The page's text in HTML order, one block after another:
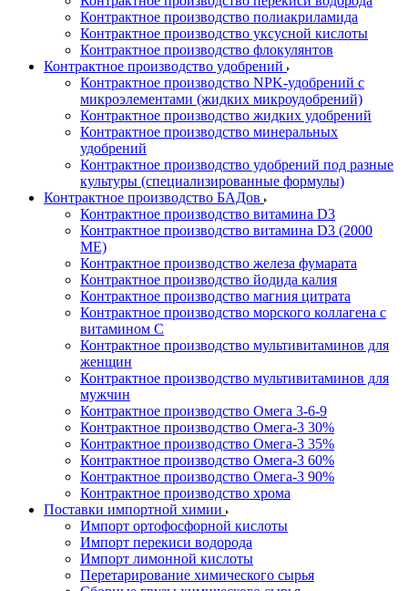
Контрактное производство полиакриламида
Контрактное производство уксусной кислоты
Контрактное производство флокулянтов
Контрактное производство удобрений
Контрактное производство NPK-удобрений с
микроэлементами (жидких микроудобрений)
Контрактное производство жидких удобрений
Контрактное производство минеральных
удобрений
Контрактное производство удобрений под разные
культуры (специализированные формулы)
Контрактное производство БАДов
Контрактное производство витамина D3
Контрактное производство витамина D3 (2000
МЕ)
Контрактное производство железа фумарата
Контрактное производство йодида калия
Контрактное производство магния цитрата
Контрактное производство морского коллагена с
витамином С
Контрактное производство мультивитаминов для
женщин
Контрактное производство мультивитаминов для
мужчин
Контрактное производство Омега 3-6-9
Контрактное производство Омега-3 30%
Контрактное производство Омега-3 35%
Контрактное производство Омега-3 60%
Контрактное производство Омега-3 90%
Контрактное производство хрома
Поставки импортной химии
Импорт ортофосфорной кислоты
Импорт перекиси водорода
Импорт лимонной кислоты
Перетарирование химического сырья